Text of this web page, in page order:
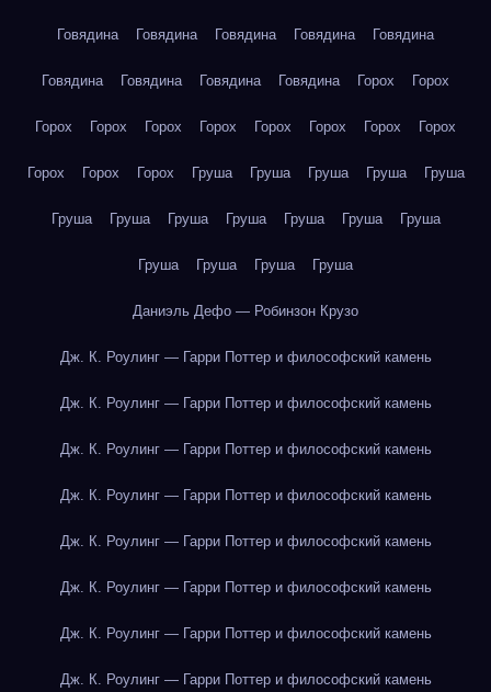
Говядина Говядина Говядина Говядина Говядина
Говядина Говядина Говядина Говядина Горох Горох
Горох Горох Горох Горох Горох Горох Горох Горох
Горох Горох Горох Груша Груша Груша Груша Груша
Груша Груша Груша Груша Груша Груша Груша
Груша Груша Груша Груша
Даниэль Дефо — Робинзон Крузо
Дж. К. Роулинг — Гарри Поттер и философский камень
Дж. К. Роулинг — Гарри Поттер и философский камень
Дж. К. Роулинг — Гарри Поттер и философский камень
Дж. К. Роулинг — Гарри Поттер и философский камень
Дж. К. Роулинг — Гарри Поттер и философский камень
Дж. К. Роулинг — Гарри Поттер и философский камень
Дж. К. Роулинг — Гарри Поттер и философский камень
Дж. К. Роулинг — Гарри Поттер и философский камень